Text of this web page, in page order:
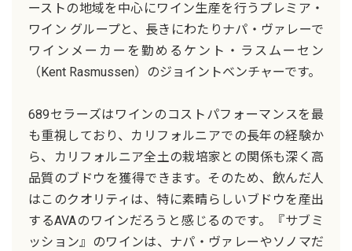
ーストの地域を中心にワイン生産を行うプレミア・
ワイン グループと、長きにわたりナパ・ヴァレーで
ワインメーカーを勤めるケント・ラスムーセン
（Kent Rasmussen）のジョイントベンチャーです。
689セラーズはワインのコストパフォーマンスを最
も重視しており、カリフォルニアでの長年の経験か
ら、カリフォルニア全土の栽培家との関係も深く高
品質のブドウを獲得できます。そのため、飲んだ人
はこのクオリティは、特に素晴らしいブドウを産出
するAVAのワインだろうと感じるのです。『サブミ
ッション』のワインは、ナパ・ヴァレーやソノマだ